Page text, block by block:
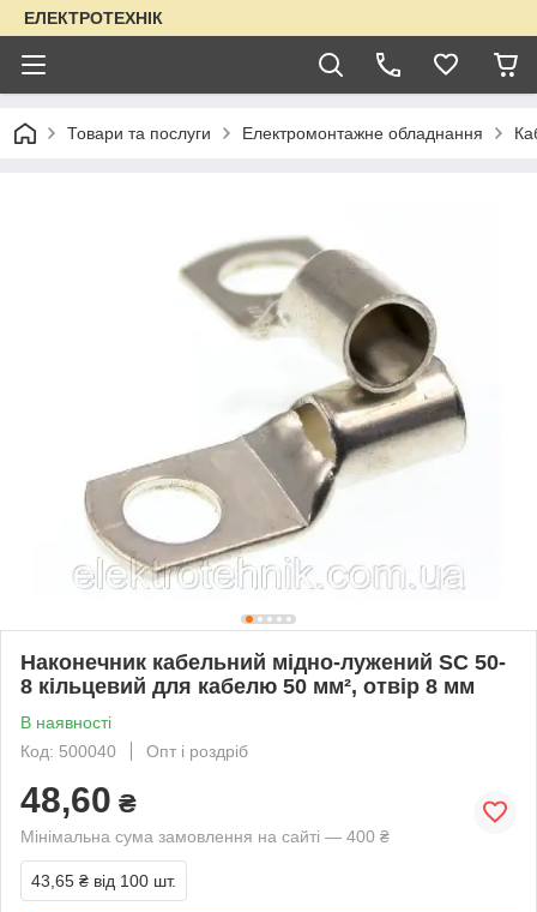
ЕЛЕКТРОТЕХНІК
Товари та послуги Електромонтажне обладнання
Наконечник кабельний мідно-лужений SC 50-
8 кільцевий для кабелю 50 мм², отвір 8 мм
В наявності
Код: 500040
Опт і роздріб
48,60 ₴
Мінімальна сума замовлення на сайті — 400 ₴
43,65 ₴ від 100 шт.